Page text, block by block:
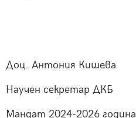
Доц. Антония Кишева
Научен секретар ДКБ
Мандат 2024-2026 година